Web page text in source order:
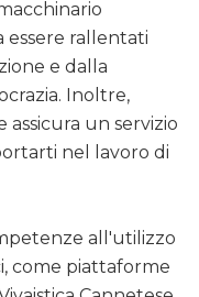
essere rallentati
e dalla
Inoltre,
assicura un servizio
nel lavoro di
all'utilizzo
come piattaforme